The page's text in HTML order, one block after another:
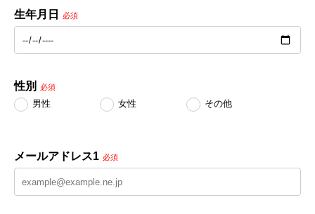
生年月日 必須
性別 必須
男性 女性 その他
メールアドレス1 必須